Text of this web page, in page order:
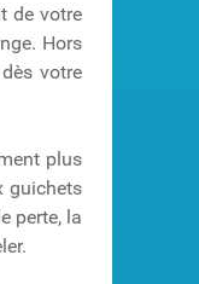
de votre
Hors
votre
plus
guichets
perte, la